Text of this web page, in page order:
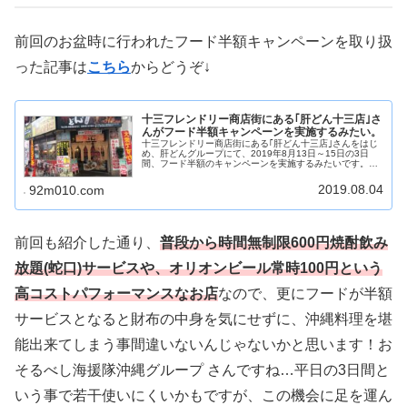
前回のお盆時に行われたフード半額キャンペーンを取り扱
った記事はこちらからどうぞ↓
十三フレンドリー商店街にある｢肝どん十三店｣さ
んがフード半額キャンペーンを実施するみたい。
十三フレンドリー商店街にある｢肝どん十三店｣さんをはじ
め、肝どんグループにて、2019年8月13日～15日の3日
間、フード半額のキャンペーンを実施するみたいです。お
92m010.com 2019.08.04
前回も紹介した通り、 普段から時間無制限600円焼酎飲み
放題(蛇口)サービスや、オリオンビール常時100円という
高コストパフォーマンスなお店なので、更にフードが半額
サービスとなると財布の中身を気にせずに、沖縄料理を堪
能出来てしまう事間違いないんじゃないかと思います！お
そるべし海援隊沖縄グループ さんですね…平日の3日間と
いう事で若干使いにくいかもですが、この機会に足を運ん